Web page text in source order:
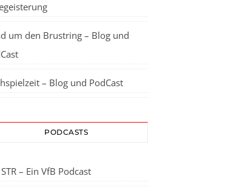
um den Brustring – Blog und
– Blog und PodCast
PODCASTS
– Ein VfB Podcast